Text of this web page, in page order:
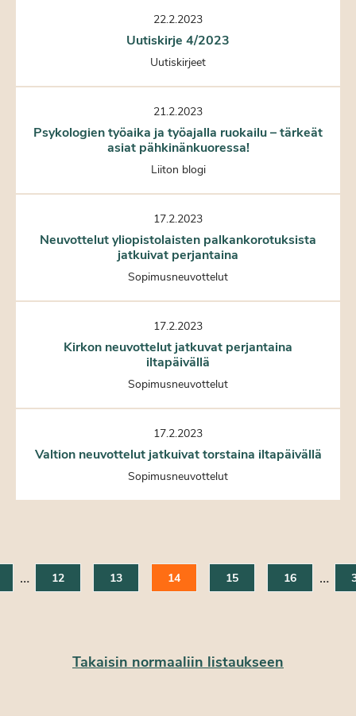
22.2.2023
Uutiskirje 4/2023
Uutiskirjeet
21.2.2023
Psykologien työaika ja työajalla ruokailu – tärkeät
asiat pähkinänkuoressa!
Liiton blogi
17.2.2023
Neuvottelut yliopistolaisten palkankorotuksista
jatkuivat perjantaina
Sopimusneuvottelut
17.2.2023
Kirkon neuvottelut jatkuvat perjantaina
iltapäivällä
Sopimusneuvottelut
17.2.2023
Valtion neuvottelut jatkuivat torstaina iltapäivällä
Sopimusneuvottelut
… 12 13 14 15 16 …
Takaisin normaaliin listaukseen